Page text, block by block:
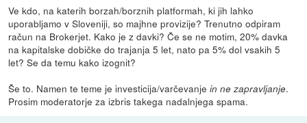
Ve kdo, na katerih borzah/borznih platformah, ki jih lahko
uporabljamo v Sloveniji, so majhne provizije? Trenutno odpiram
račun na Brokerjet. Kako je z davki? Če se ne motim, 20% davka
na kapitalske dobičke do trajanja 5 let, nato pa 5% dol vsakih 5
let? Se da temu kako izognit?
Še to. Namen te teme je investicija/varčevanjein ne zapravljanje.
Prosim moderatorje za izbris takega nadalnjega spama.